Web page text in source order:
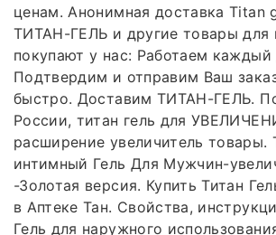
ценам. Анонимная доставка Titan
ТИТАН-ГЕЛЬ и другие товары для
покупают у нас: Работаем каждый
Подтвердим и отправим Ваш
быстро. Доставим ТИТАН-ГЕЛЬ.
России, титан гель для
расширение увеличитель товары.
интимный Гель Для Мужчин-
-Золотая версия. Купить Титан
в Аптеке Тан. Свойства,
Гель для наружного